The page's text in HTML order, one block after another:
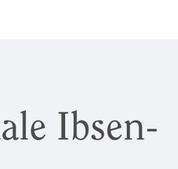
Ibsen-